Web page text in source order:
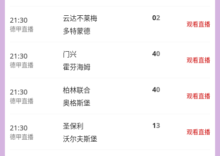
21:30
德甲直播
云达不莱梅
多特蒙德
02
观看直播
21:30
德甲直播
门兴
霍芬海姆
40
观看直播
21:30
德甲直播
柏林联合
奥格斯堡
40
观看直播
21:30
德甲直播
圣保利
沃尔夫斯堡
13
观看直播